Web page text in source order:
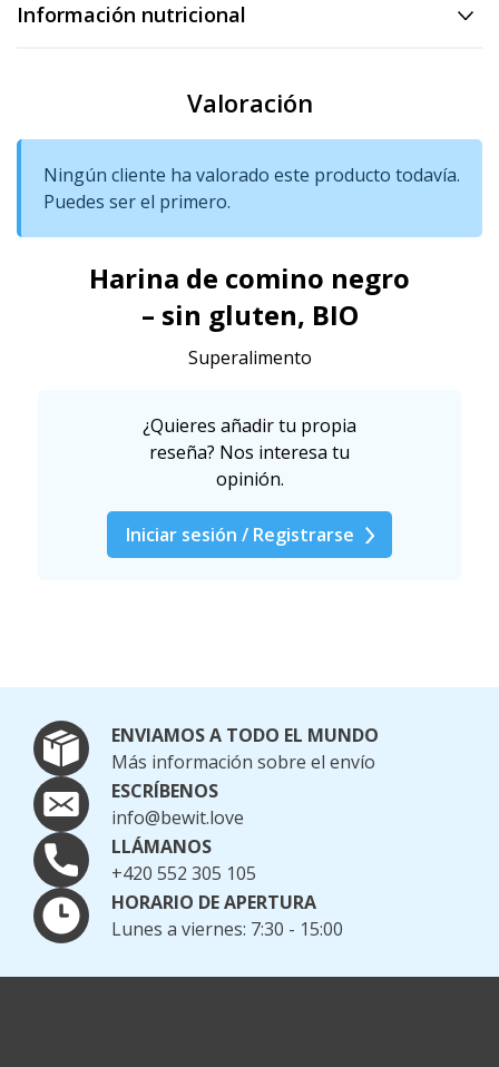
Información nutricional
Valoración
Ningún cliente ha valorado este producto todavía.
Puedes ser el primero.
Harina de comino negro
– sin gluten, BIO
Superalimento
¿Quieres añadir tu propia
reseña? Nos interesa tu
opinión.
Iniciar sesión / Registrarse
ENVIAMOS A TODO EL MUNDO
Más información sobre el envío
ESCRÍBENOS
info@bewit.love
LLÁMANOS
+420 552 305 105
HORARIO DE APERTURA
Lunes a viernes: 7:30 - 15:00